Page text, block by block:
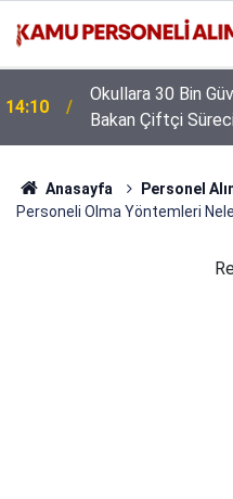
14:10
Okullara 30 Bin
Bakan Çiftçi
Çevrildi
Anasayfa Personel
Personeli Olma Yöntemleri